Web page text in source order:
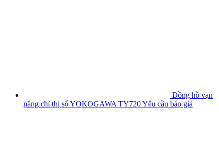
Đồng hồ vạn
năng chỉ thị số YOKOGAWA TY720Yêu cầu báo giá